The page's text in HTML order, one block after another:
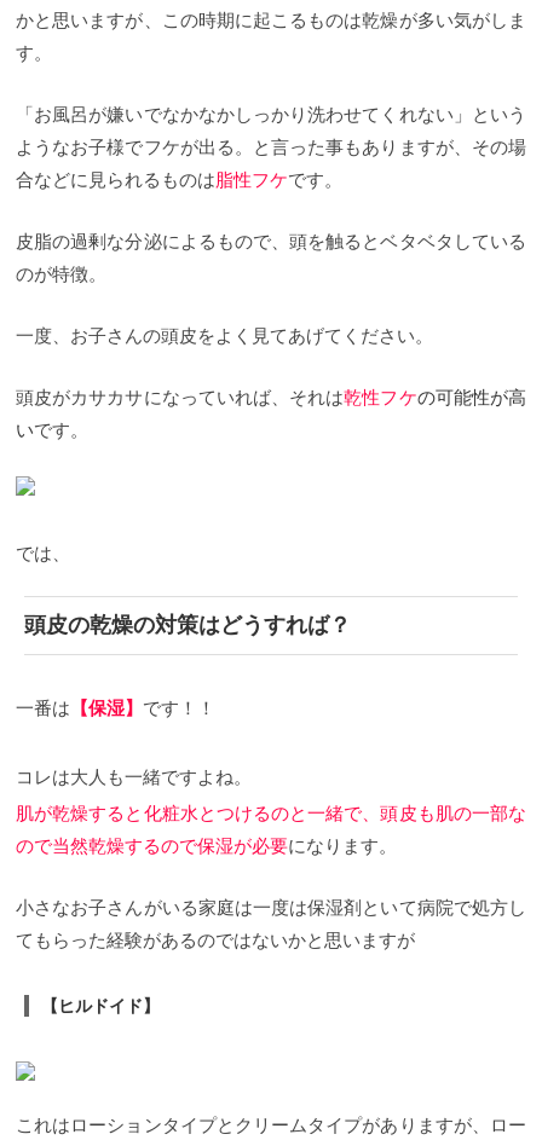
かと思いますが、この時期に起こるものは乾燥が多い気がしま
す。
「お風呂が嫌いでなかなかしっかり洗わせてくれない」という
ようなお子様でフケが出る。と言った事もありますが、その場
合などに見られるものは脂性フケです。
皮脂の過剰な分泌によるもので、頭を触るとベタベタしている
のが特徴。
一度、お子さんの頭皮をよく見てあげてください。
頭皮がカサカサになっていれば、それは乾性フケの可能性が高
いです。
では、
頭皮の乾燥の対策はどうすれば？
一番は 【保湿】 です！！
コレは大人も一緒ですよね。
肌が乾燥すると化粧水とつけるのと一緒で、頭皮も肌の一部な
ので当然乾燥するので保湿が必要になります。
小さなお子さんがいる家庭は一度は保湿剤といて病院で処方し
てもらった経験があるのではないかと思いますが
【ヒルドイド】
これはローションタイプとクリームタイプがありますが、ロー